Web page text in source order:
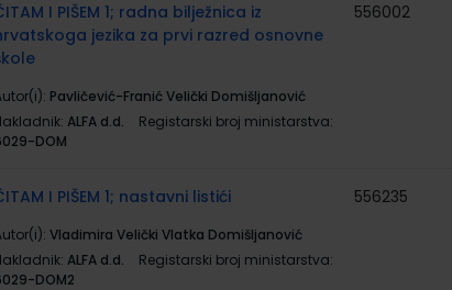
I PIŠEM 1; radna bilježnica iz
jezika za prvi razred osnovne
Pavličević-Franić Velički Domišljanović
ALFA d.d.
Registarski broj ministarstva:
DOM
556002
I PIŠEM 1; nastavni listići
Vladimira Velički Vlatka Domišljanović
ALFA d.d.
Registarski broj ministarstva:
DOM2
556235